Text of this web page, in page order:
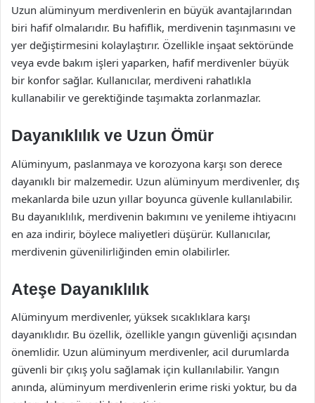
Uzun alüminyum merdivenlerin en büyük avantajlarından
biri hafif olmalarıdır. Bu hafiflik, merdivenin taşınmasını ve
yer değiştirmesini kolaylaştırır. Özellikle inşaat sektöründe
veya evde bakım işleri yaparken, hafif merdivenler büyük
bir konfor sağlar. Kullanıcılar, merdiveni rahatlıkla
kullanabilir ve gerektiğinde taşımakta zorlanmazlar.
Dayanıklılık ve Uzun Ömür
Alüminyum, paslanmaya ve korozyona karşı son derece
dayanıklı bir malzemedir. Uzun alüminyum merdivenler, dış
mekanlarda bile uzun yıllar boyunca güvenle kullanılabilir.
Bu dayanıklılık, merdivenin bakımını ve yenileme ihtiyacını
en aza indirir, böylece maliyetleri düşürür. Kullanıcılar,
merdivenin güvenilirliğinden emin olabilirler.
Ateşe Dayanıklılık
Alüminyum merdivenler, yüksek sıcaklıklara karşı
dayanıklıdır. Bu özellik, özellikle yangın güvenliği açısından
önemlidir. Uzun alüminyum merdivenler, acil durumlarda
güvenli bir çıkış yolu sağlamak için kullanılabilir. Yangın
anında, alüminyum merdivenlerin erime riski yoktur, bu da